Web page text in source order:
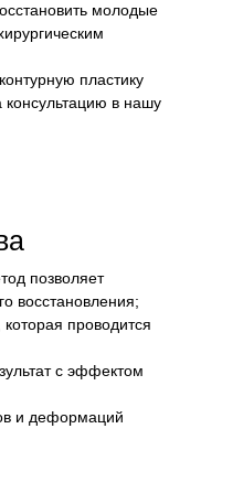
молодые
пластику
в нашу
позволяет
восстановления;
проводится
с эффектом
и деформаций